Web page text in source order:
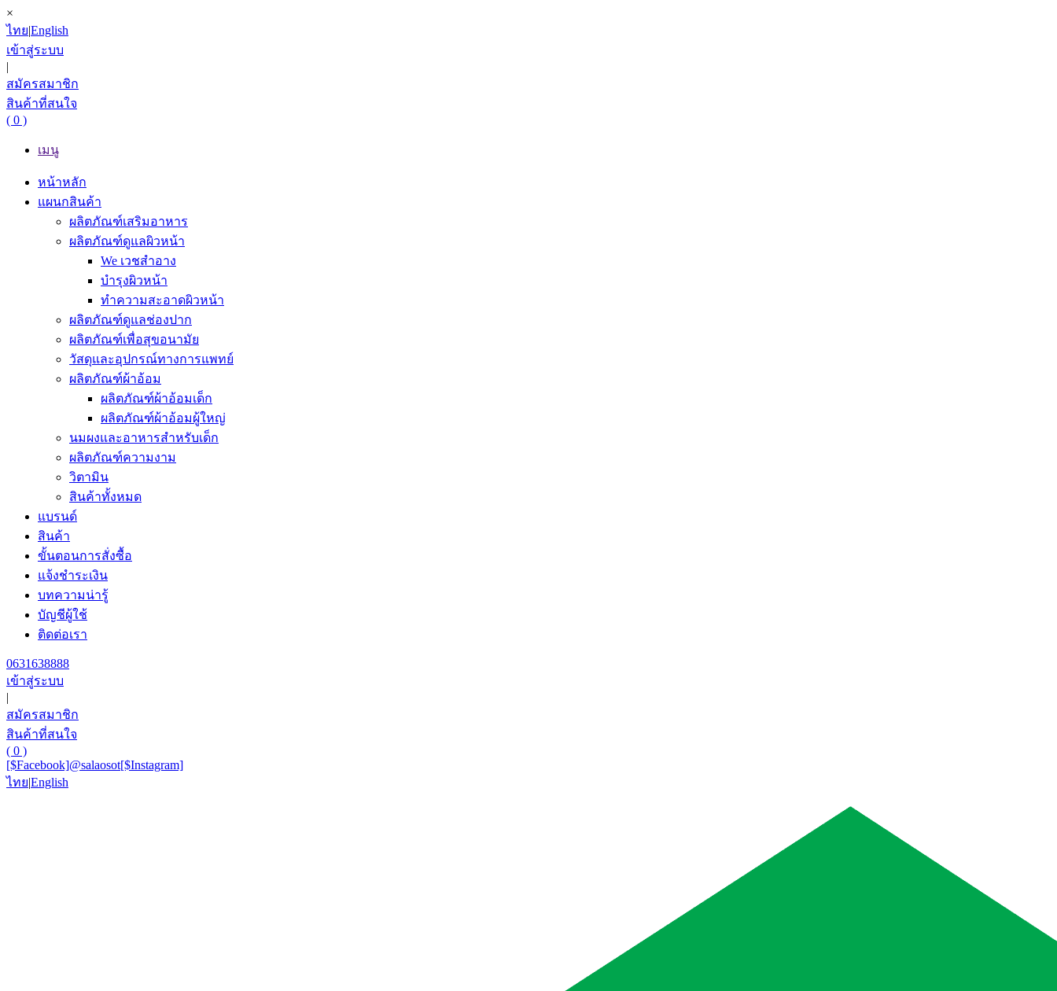
×
ไทย|English
เข้าสู่ระบบ
|
สมัครสมาชิก
สินค้าที่สนใจ
( 0 )
เมนู
หน้าหลัก
แผนกสินค้า
ผลิตภัณฑ์เสริมอาหาร
ผลิตภัณฑ์ดูแลผิวหน้า
We เวชสำอาง
บำรุงผิวหน้า
ทำความสะอาดผิวหน้า
ผลิตภัณฑ์ดูแลช่องปาก
ผลิตภัณฑ์เพื่อสุขอนามัย
วัสดุและอุปกรณ์ทางการแพทย์
ผลิตภัณฑ์ผ้าอ้อม
ผลิตภัณฑ์ผ้าอ้อมเด็ก
ผลิตภัณฑ์ผ้าอ้อมผู้ใหญ่
นมผงและอาหารสำหรับเด็ก
ผลิตภัณฑ์ความงาม
วิตามิน
สินค้าทั้งหมด
แบรนด์
สินค้า
ขั้นตอนการสั่งซื้อ
แจ้งชำระเงิน
บทความน่ารู้
บัญชีผู้ใช้
ติดต่อเรา
0631638888
เข้าสู่ระบบ
|
สมัครสมาชิก
สินค้าที่สนใจ
( 0 )
[$Facebook]@salaosot[$Instagram]
ไทย|English